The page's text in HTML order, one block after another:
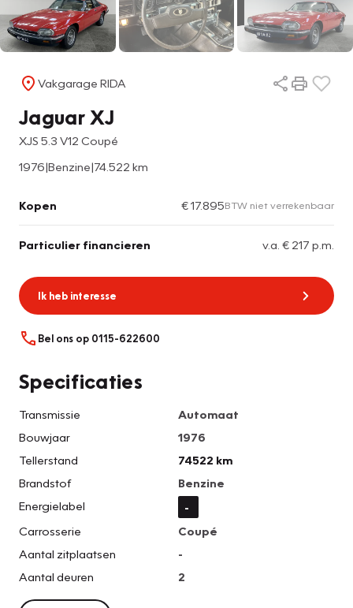
Vakgarage RIDA
Jaguar XJ
XJS 5.3 V12 Coupé
1976|Benzine|74.522 km
Kopen € 17.895BTW niet verrekenbaar
Particulier financieren v.a. € 217 p.m.
Ik heb interesse
Bel ons op 0115-622600
Specificaties
Transmissie
Automaat
Bouwjaar
1976
Tellerstand
74522 km
Brandstof
Benzine
Energielabel
-
Carrosserie
Coupé
Aantal zitplaatsen
-
Aantal deuren
2